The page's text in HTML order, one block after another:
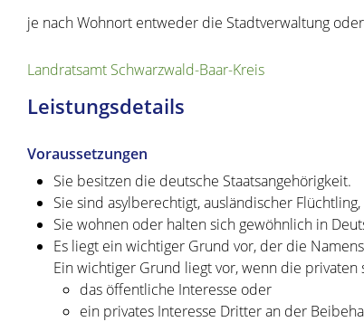
je nach Wohnort entweder die Stadtverwaltung
Landratsamt Schwarzwald-Baar-Kreis
Leistungsdetails
Voraussetzungen
Sie besitzen die deutsche Staatsangehörigkeit.
Sie sind asylberechtigt, ausländischer
Sie wohnen oder halten sich gewöhnlich in
Es liegt ein wichtiger Grund vor, der die
Ein wichtiger Grund liegt vor, wenn die
das öffentliche Interesse oder
ein privates Interesse Dritter an der